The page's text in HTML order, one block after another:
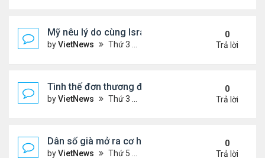
Mỹ nêu lý do cùng Israel không kích Iran
byVietNews Thứ 3 Tháng 3 03, 2026 6:39 pm
0
Trả lời
Tình thế đơn thương độc mã của Iran trước sức
byVietNews Thứ 3 Tháng 2 24, 2026 6:01 pm
0
Trả lời
Dân số già mở ra cơ hội hợp tác cho Trung - Hàn
byVietNews Thứ 5 Tháng 2 19, 2026 6:00 pm
0
Trả lời